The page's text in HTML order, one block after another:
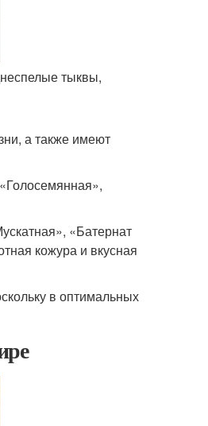
тыквы,
а также имеют
«Батернат
кожура и вкусная
в оптимальных